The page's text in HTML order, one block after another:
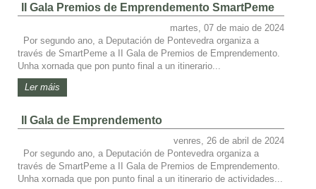
II Gala Premios de Emprendemento SmartPeme
martes, 07 de maio de 2024
Por segundo ano, a Deputación de Pontevedra organiza a
través de SmartPeme a II Gala de Premios de Emprendemento.
Unha xornada que pon punto final a un itinerario...
Ler máis
II Gala de Emprendemento
venres, 26 de abril de 2024
Por segundo ano, a Deputación de Pontevedra organiza a
través de SmartPeme a II Gala de Premios de Emprendemento.
Unha xornada que pon punto final a un itinerario de actividades...